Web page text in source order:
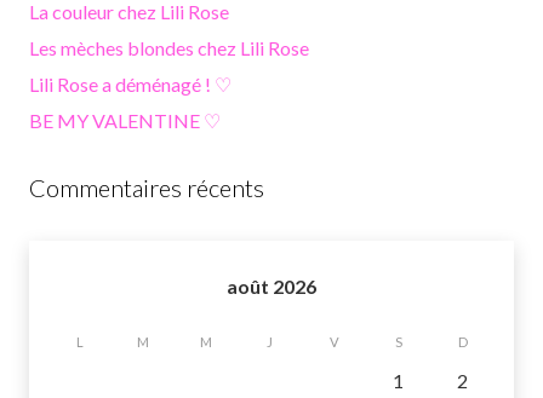
La couleur chez Lili Rose
Les mèches blondes chez Lili Rose
Lili Rose a déménagé ! ♡
BE MY VALENTINE ♡
Commentaires récents
août 2026
L M M J V S D
1
2